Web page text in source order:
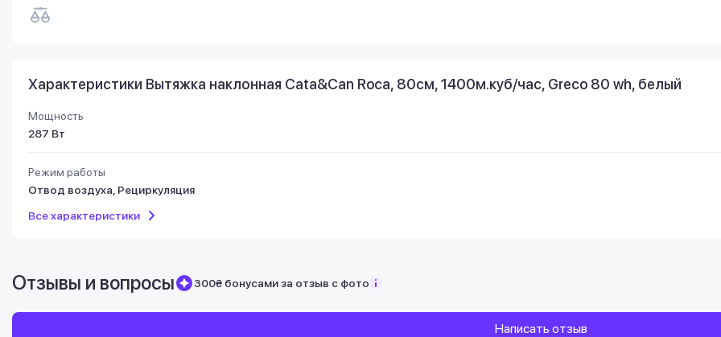
Характеристики Вытяжка наклонная Cata&Can Roca, 80см, 1400м.куб/час, Greco 80 wh, белый
Мощность
287 Вт
Режим работы
Отвод воздуха, Рециркуляция
Все характеристики
Отзывы и вопросы 300₴ бонусами за отзыв с фото
Написать отзыв